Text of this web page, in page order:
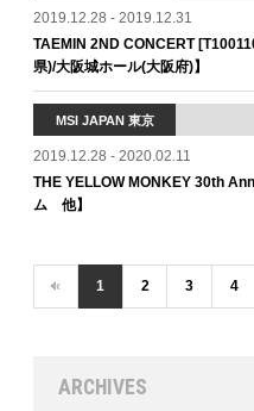
2019.12.28 - 2019.12.31
TAEMIN 2ND CONCERT
県)/大阪城ホール(大阪府)】
MSI JAPAN 東京
2019.12.28 - 2020.02.11
THE YELLOW MONKEY 30th
ム 他】
‹ 1 2 3 4
ARCHIVES